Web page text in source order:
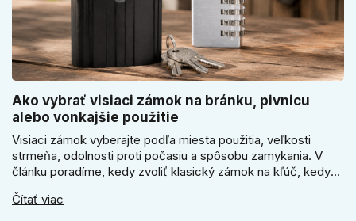
Ako vybrať visiaci zámok na bránku, pivnicu
alebo vonkajšie použitie
Visiaci zámok vyberajte podľa miesta použitia, veľkosti
strmeňa, odolnosti proti počasiu a spôsobu zamykania. V
článku poradíme, kedy zvoliť klasický zámok na kľúč, kedy
sa pri bránke, pivnici alebo záhradnom domčeku neoplatí
Čítať viac